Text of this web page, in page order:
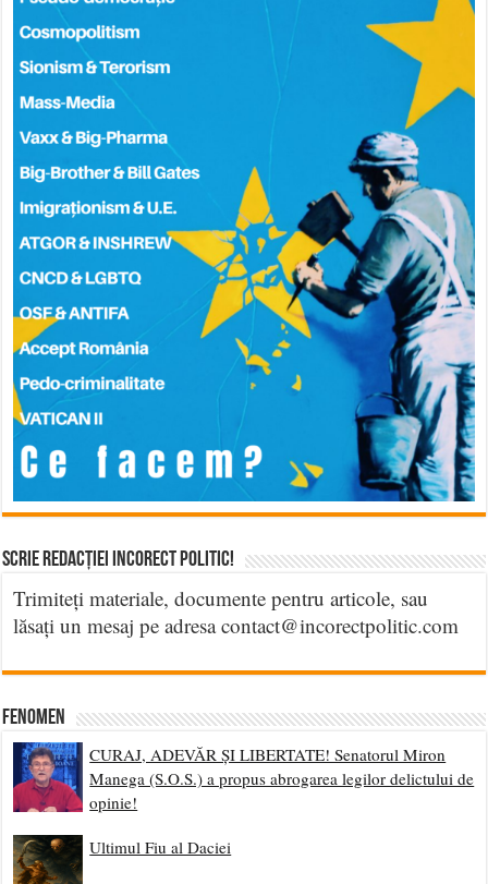
Scrie Redacției Incorect Politic!
Trimiteți materiale, documente pentru articole, sau
lăsați un mesaj pe adresa contact@incorectpolitic.com
Fenomen
CURAJ, ADEVĂR ȘI LIBERTATE! Senatorul Miron
Manega (S.O.S.) a propus abrogarea legilor delictului de
opinie!
Ultimul Fiu al Daciei